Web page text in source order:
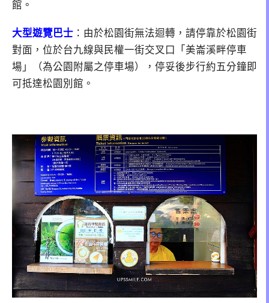
館。
大型遊覽巴士 ：由於松園街無法迴轉，請停靠於松園街
對面，位於台九線與民權一街交叉口「美崙溪畔停車
場」（為公園附屬之停車場），停妥後步行約五分鐘即
可抵達松園別館。